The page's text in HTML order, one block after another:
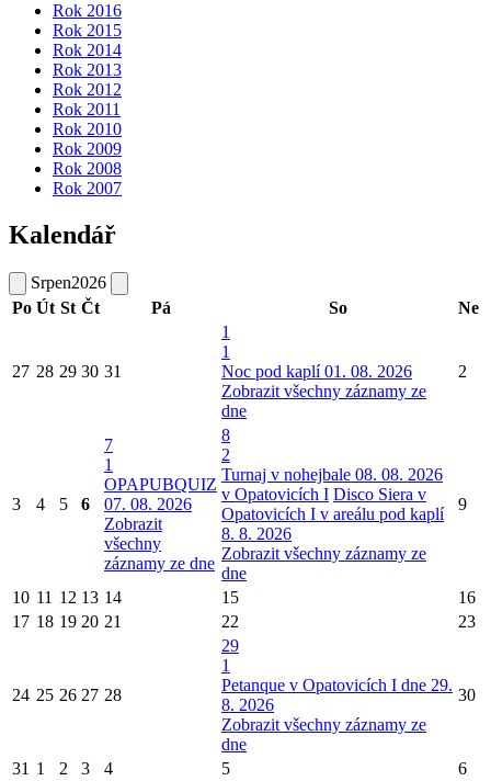
Rok 2016
Rok 2015
Rok 2014
Rok 2013
Rok 2012
Rok 2011
Rok 2010
Rok 2009
Rok 2008
Rok 2007
Kalendář
Srpen2026
Po Út St Čt Pá So Ne
27 28 29 30 31
1
1
Noc pod kaplí 01. 08. 2026
Zobrazit všechny záznamy ze
dne
2
3 4 5 6
7
1
OPAPUBQUIZ
07. 08. 2026
Zobrazit
všechny
záznamy ze dne
8
2
Turnaj v nohejbale 08. 08. 2026
v Opatovicích I Disco Siera v
Opatovicích I v areálu pod kaplí
8. 8. 2026
Zobrazit všechny záznamy ze
dne
9
10 11 12 13 14 15
16
17 18 19 20 21 22 23
24 25 26 27 28
29
1
Petanque v Opatovicích I dne 29.
8. 2026
Zobrazit všechny záznamy ze
dne
30
31 1 2 3 4 5 6